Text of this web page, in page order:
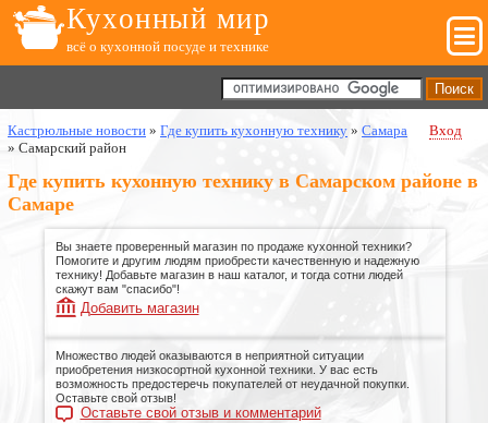
Кухонный мир
всё о кухонной посуде и технике
Кастрюльные новости » Где купить кухонную технику » Самара
» Самарский район
Вход
Где купить кухонную технику в Самарском районе в
Самаре
Вы знаете проверенный магазин по продаже кухонной техники?
Помогите и другим людям приобрести качественную и надежную
технику! Добавьте магазин в наш каталог, и тогда сотни людей
скажут вам "спасибо"!
Добавить магазин
Множество людей оказываются в неприятной ситуации
приобретения низкосортной кухонной техники. У вас есть
возможность предостеречь покупателей от неудачной покупки.
Оставьте свой отзыв!
Оставьте свой отзыв и комментарий